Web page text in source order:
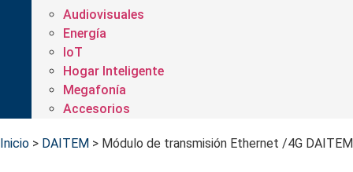
Audiovisuales
Energía
IoT
Hogar Inteligente
Megafonía
Accesorios
Inicio > DAITEM > Módulo de transmisión Ethernet /4G DAITEM